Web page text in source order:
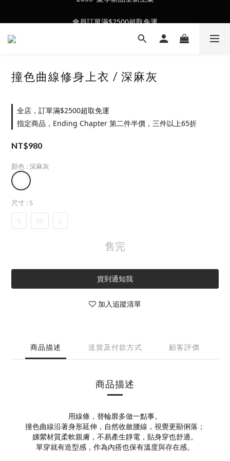
會員訂單滿$2500超取免運
撞色曲線修身上衣 / 深麻灰
全店，訂單滿$2500超取免運
指定商品，Ending Chapter 第二件半價，三件以上65折
NT$980
顏色 : 深麻灰
尺寸 : S
S M L
售完
貨到通知我
加入追蹤清單
商品描述 送貨及付款方式 顧客評價
商品描述
用線條，替輪廓多做一點事。
撞色曲線沿著身形延伸，自然收斂腰線，視覺更顯俐落；
嫘縈材質柔軟親膚，不易產生靜電，貼身穿也舒適。
單穿就有造型感，作為內搭也保有溫度與存在感。